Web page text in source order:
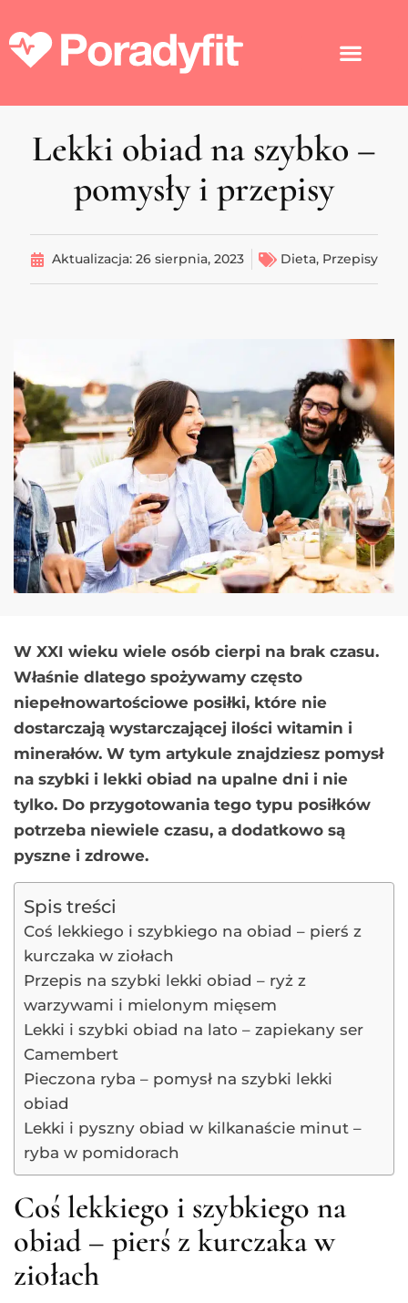
Lekki obiad na szybko –
pomysły i przepisy
Aktualizacja: 26 sierpnia, 2023 Dieta, Przepisy
W XXI wieku wiele osób cierpi na brak czasu.
Właśnie dlatego spożywamy często
niepełnowartościowe posiłki, które nie
dostarczają wystarczającej ilości witamin i
minerałów. W tym artykule znajdziesz pomysł
na szybki i lekki obiad na upalne dni i nie
tylko. Do przygotowania tego typu posiłków
potrzeba niewiele czasu, a dodatkowo są
pyszne i zdrowe.
Spis treści
Coś lekkiego i szybkiego na obiad – pierś z
kurczaka w ziołach
Przepis na szybki lekki obiad – ryż z
warzywami i mielonym mięsem
Lekki i szybki obiad na lato – zapiekany ser
Camembert
Pieczona ryba – pomysł na szybki lekki
obiad
Lekki i pyszny obiad w kilkanaście minut –
ryba w pomidorach
Coś lekkiego i szybkiego na
obiad – pierś z kurczaka w
ziołach